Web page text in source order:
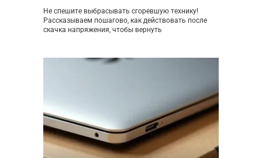
Не спешите выбрасывать сгоревшую технику!
Рассказываем пошагово, как действовать после
скачка напряжения, чтобы вернуть